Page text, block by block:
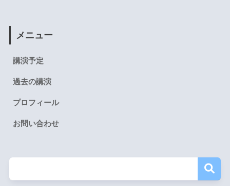
メニュー
講演予定
過去の講演
プロフィール
お問い合わせ